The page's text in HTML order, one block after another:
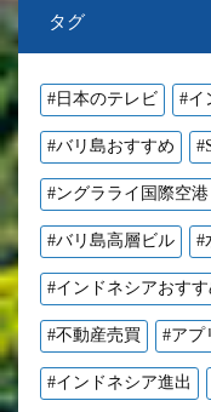
タグ
#日本のテレビ #イ
#バリ島おすすめ
#ングラライ国際空港
#バリ島高層ビル #
#インドネシアおすす
#不動産売買 #アプ
#インドネシア進出